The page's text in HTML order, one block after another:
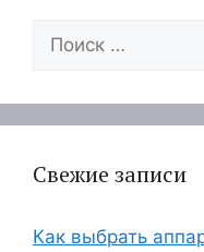
Поиск:
Свежие записи
Как выбрать